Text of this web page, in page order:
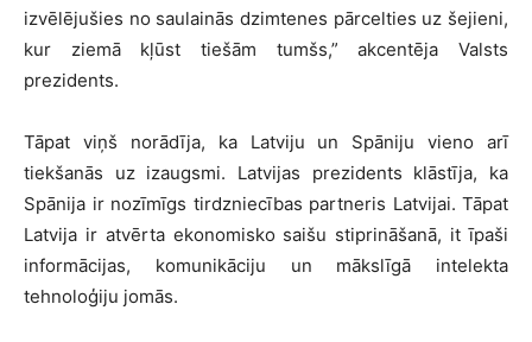
izvēlējušies no saulainās dzimtenes pārcelties uz šejieni,
kur ziemā kļūst tiešām tumšs,” akcentēja Valsts
prezidents.
Tāpat viņš norādīja, ka Latviju un Spāniju vieno arī
tiekšanās uz izaugsmi. Latvijas prezidents klāstīja, ka
Spānija ir nozīmīgs tirdzniecības partneris Latvijai. Tāpat
Latvija ir atvērta ekonomisko saišu stiprināšanā, it īpaši
informācijas, komunikāciju un mākslīgā intelekta
tehnoloģiju jomās.